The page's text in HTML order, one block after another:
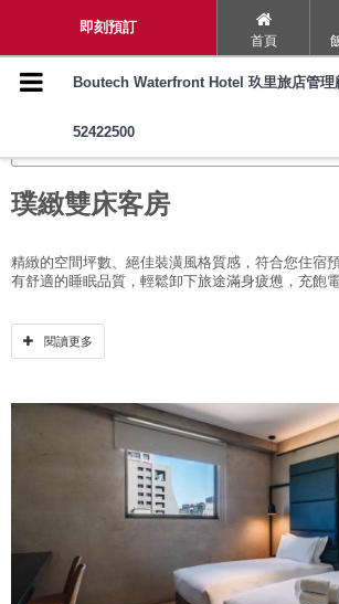
導覽選單
璞旅理念
服務與設施
入住須知
客房靈感
常見問題
商務/旅行社同業優惠專區
璞旅系列
即刻預訂
首頁
Boutech Waterfront Hotel 玖里旅店管理
52422500
璞緻雙床客房
精緻的空間坪數、絕佳裝潢風格質感，符合您住宿
有舒適的睡眠品質，輕鬆卸下旅途滿身疲憊，充飽
二張單人床90x200cm
至多2人入住，無法加床
智慧型溫控免治馬桶
台灣茶品牌立體茶包
護髮溫控吹風機
高靜音冰箱
電子式保險箱
閱讀更多